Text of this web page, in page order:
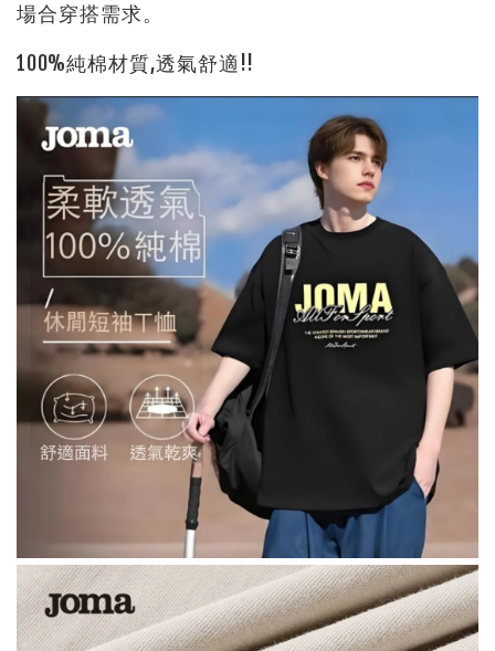
場合穿搭需求。
100%純棉材質,透氣舒適!!